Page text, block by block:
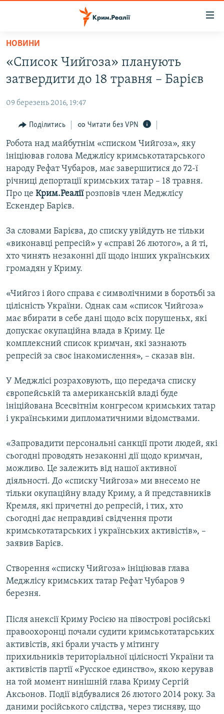
Перейти
основного
матеріалу
до
навігації
Перейти
до
пошуку
ВІДЕО ТА ФОТО
ПОЛІТИКА
БЛОГИ
ПОГЛЯД
ІНТЕРВ'Ю
ВСЕ ЗА ДЕНЬ
СПЕЦПРОЕКТИ
ВІДЕОУРОКИ «ELIFBE»
УКРАЇНСЬКА ПРОБЛЕМА КРИМУ
Русский
Qırımtatar
Усі сайти RFE/RL
НОВИНИ
«Список Чийгоза» планують
затвердити до 18 травня – Барієв
09 березень 2016, 19:47
Поділитись Читати без VPN
Робота над майбутнім «списком Чийгоза», яку
ініціював голова Меджлісу кримськотатарського
народу Рефат Чубаров, має завершитися до 72-ї
річниці депортації кримських татар – 18 травня.
Про це Крим.Реаліїрозповів член Меджлісу
Ескендер Барієв.
За словами Барієва, до списку увійдуть не тільки
«виконавці репресій» у «справі 26 лютого», а й ті,
хто чинять незаконні дії щодо інших українських
громадян у Криму.
«Чийгоз і його справа є символічними в боротьбі за
цілісність України. Однак сам «список Чийгоза»
має вбирати в себе дані щодо всіх порушеньх, які
допускає окупаційна влада в Криму. Це
комплексний список кримчан, які зазнають
репресій за своє інакомислення», – сказав він.
У Меджлісі розраховують, що передача списку
європейській та американській владі буде
ініційована Всесвітнім конгресом кримських татар
і українськими дипломатичними відомствами.
«Запровадити персональні санкції проти людей, які
сьогодні проводять незаконні дії щодо кримчан,
можливо. Це залежить від нашої активної
діяльності. До «списку Чийгоза» ми внесемо не
тільки окупаційну владу Криму, а й представників
Кремля, які причетні до репресій, і тих, хто
сьогодні дає неправдиві свідчення проти
кримськотатарських і українських активістів», –
заявив Барієв.
Створення «списку Чийгоза» ініціював глава
Меджлісу кримських татар Рефат Чубаров 9
березня.
Після анексії Криму Росією на півострові російські
правоохоронці почали судити кримськотатарських
активістів, які брали участь у мітингу
прихильників територіальної цілісності України та
активістів партії «Русское единство», якою керував
на той момент нинішній глава Криму Сергій
Аксьонов. Події відбувалися 26 лютого 2014 року. За
даними російського слідства, через тисняву, що